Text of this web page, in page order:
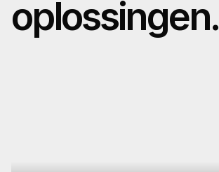
Wat we doen
oplossingen.